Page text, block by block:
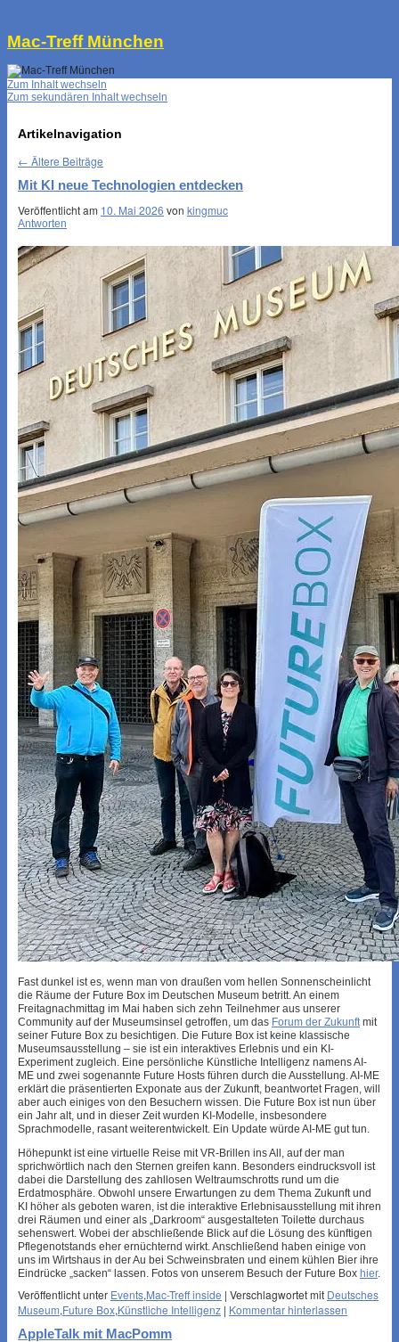
Mac-Treff München
Zum Inhalt wechseln
Zum sekundären Inhalt wechseln
Artikelnavigation
← Ältere Beiträge
Mit KI neue Technologien entdecken
Veröffentlicht am 10. Mai 2026 von kingmuc
Antworten
Fast dunkel ist es, wenn man von draußen vom hellen Sonnenscheinlicht
die Räume der Future Box im Deutschen Museum betritt. An einem
Freitagnachmittag im Mai haben sich zehn Teilnehmer aus unserer
Community auf der Museumsinsel getroffen, um das Forum der Zukunft mit
seiner Future Box zu besichtigen. Die Future Box ist keine klassische
Museumsausstellung – sie ist ein interaktives Erlebnis und ein KI-
Experiment zugleich. Eine persönliche Künstliche Intelligenz namens AI-
ME und zwei sogenannte Future Hosts führen durch die Ausstellung. AI-ME
erklärt die präsentierten Exponate aus der Zukunft, beantwortet Fragen, will
aber auch einiges von den Besuchern wissen. Die Future Box ist nun über
ein Jahr alt, und in dieser Zeit wurden KI-Modelle, insbesondere
Sprachmodelle, rasant weiterentwickelt. Ein Update würde AI-ME gut tun.
Höhepunkt ist eine virtuelle Reise mit VR-Brillen ins All, auf der man
sprichwörtlich nach den Sternen greifen kann. Besonders eindrucksvoll ist
dabei die Darstellung des zahllosen Weltraumschrotts rund um die
Erdatmosphäre. Obwohl unsere Erwartungen zu dem Thema Zukunft und
KI höher als geboten waren, ist die interaktive Erlebnisausstellung mit ihren
drei Räumen und einer als „Darkroom“ ausgestalteten Toilette durchaus
sehenswert. Wobei der abschließende Blick auf die Lösung des künftigen
Pflegenotstands eher ernüchternd wirkt. Anschließend haben einige von
uns im Wirtshaus in der Au bei Schweinsbraten und einem kühlen Bier ihre
Eindrücke „sacken“ lassen. Fotos von unserem Besuch der Future Box hier.
Veröffentlicht unter Events,Mac-Treff inside | Verschlagwortet mit Deutsches
Museum,Future Box,Künstliche Intelligenz | Kommentar hinterlassen
AppleTalk mit MacPomm